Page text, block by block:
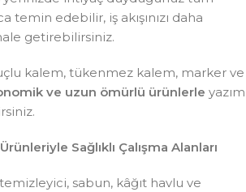
temin edebilir, iş akışınızı daha
getirebilirsiniz.
uçlu kalem, tükenmez kalem, marker ve
ve uzun ömürlü ürünlerle yazım
Sağlıklı Çalışma Alanları
sabun, kâğıt havlu ve